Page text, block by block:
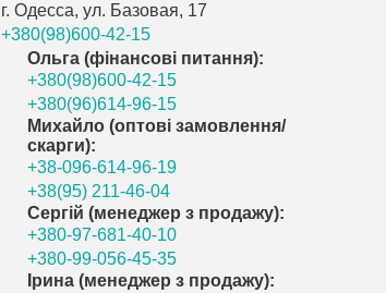
г. Одесса, ул. Базовая, 17
+380(98)600-42-15
Ольга (фінансові питання):
+380(98)600-42-15
+380(96)614-96-15
Михайло (оптові замовлення/
скарги):
+38-096-614-96-19
+38(95) 211-46-04
Сергій (менеджер з продажу):
+380-97-681-40-10
+380-99-056-45-35
Ірина (менеджер з продажу):